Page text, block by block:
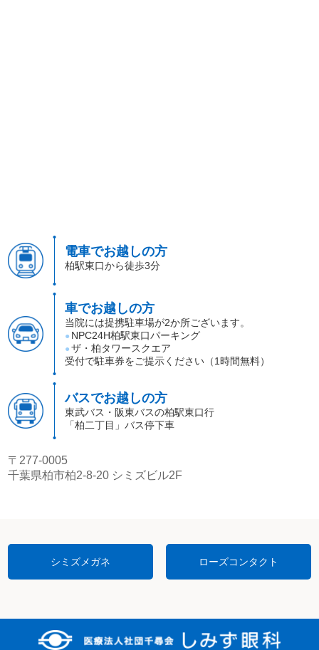
電車でお越しの方
柏駅東口から徒歩3分
車でお越しの方
当院には提携駐車場が2か所ございます。
● NPC24H柏駅東口パーキング
● ザ・柏タワースクエア
受付で駐車券をご提示ください（1時間無料）
バスでお越しの方
東武バス・阪東バスの柏駅東口行
「柏二丁目」バス停下車
〒277-0005
千葉県柏市柏2-8-20 シミズビル2F
シミズメガネ ローズコンタクト